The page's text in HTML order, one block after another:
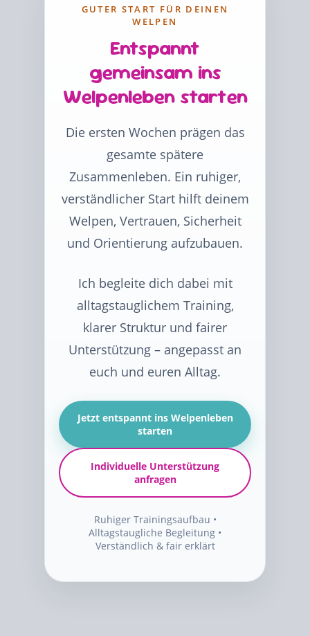
GUTER START FÜR DEINEN
WELPEN
Entspannt
gemeinsam ins
Welpenleben starten
Die ersten Wochen prägen das
gesamte spätere
Zusammenleben. Ein ruhiger,
verständlicher Start hilft deinem
Welpen, Vertrauen, Sicherheit
und Orientierung aufzubauen.
Ich begleite dich dabei mit
alltagstauglichem Training,
klarer Struktur und fairer
Unterstützung – angepasst an
euch und euren Alltag.
Jetzt entspannt ins Welpenleben
starten
Individuelle Unterstützung
anfragen
Ruhiger Trainingsaufbau •
Alltagstaugliche Begleitung •
Verständlich & fair erklärt